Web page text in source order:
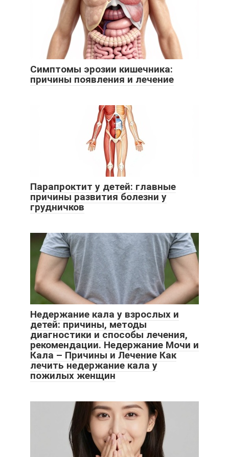
Симптомы эрозии кишечника:
причины появления и лечение
Парапроктит у детей: главные
причины развития болезни у
грудничков
Недержание кала у взрослых и
детей: причины, методы
диагностики и способы лечения,
рекомендации. Недержание Мочи и
Кала – Причины и Лечение Как
лечить недержание кала у
пожилых женщин